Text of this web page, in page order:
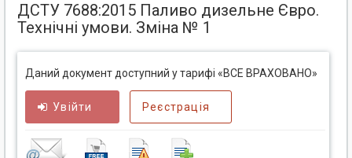
ДСТУ 7688:2015 Паливо дизельне Євро.
Технічні умови. Зміна № 1
Даний документ доступний у тарифі «ВСЕ ВРАХОВАНО»
Увійти Реєстрація